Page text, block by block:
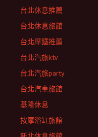
台北休息推薦
台北休息旅館
台北摩鐵推薦
台北汽旅ktv
台北汽旅party
台北汽車旅館
基隆休息
按摩浴缸旅館